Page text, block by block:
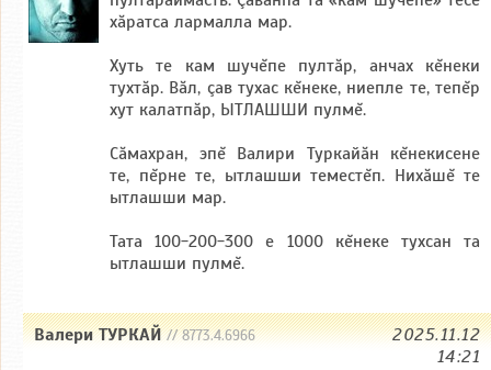
хăратса лармалла мар.
Хуть те кам шучĕпе пултăр, анчах кĕнеки
тухтăр. Вăл, çав тухас кĕнеке, ниепле те, тепĕр
хут калатпăр, ЫТЛАШШИ пулмĕ.
Сăмахран, эпĕ Валири Туркайăн кĕнекисене
те, пĕрне те, ытлашши теместĕп. Нихăшĕ те
ытлашши мар.
Тата 100-200-300 е 1000 кĕнеке тухсан та
ытлашши пулмĕ.
Валери ТУРКАЙ// 8773.4.6966
2025.11.12
14:21